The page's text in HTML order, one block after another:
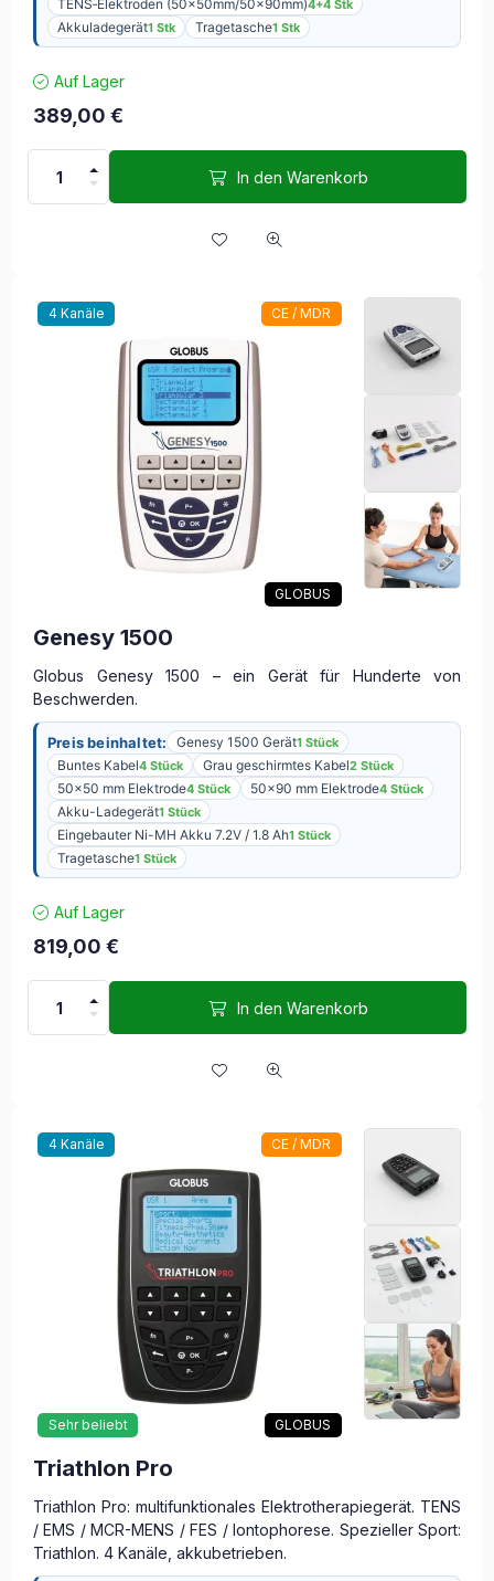
TENS‑Elektroden (50x50mm/50x90mm)4+4 Stk
Akkuladegerät1 Stk Tragetasche1 Stk
Auf Lager
389,00 €
In den Warenkorb
4 Kanäle CE / MDR
GLOBUS
Genesy 1500
Globus Genesy 1500 – ein Gerät für Hunderte von
Beschwerden.
Preis beinhaltet: Genesy 1500 Gerät1 Stück
Buntes Kabel4 Stück Grau geschirmtes Kabel2 Stück
50×50 mm Elektrode4 Stück 50×90 mm Elektrode4 Stück
Akku-Ladegerät1 Stück
Eingebauter Ni-MH Akku 7.2V / 1.8 Ah1 Stück
Tragetasche1 Stück
Auf Lager
819,00 €
In den Warenkorb
4 Kanäle CE / MDR
Sehr beliebt GLOBUS
Triathlon Pro
Triathlon Pro: multifunktionales Elektrotherapiegerät. TENS
/ EMS / MCR-MENS / FES / Iontophorese. Spezieller Sport:
Triathlon. 4 Kanäle, akkubetrieben.